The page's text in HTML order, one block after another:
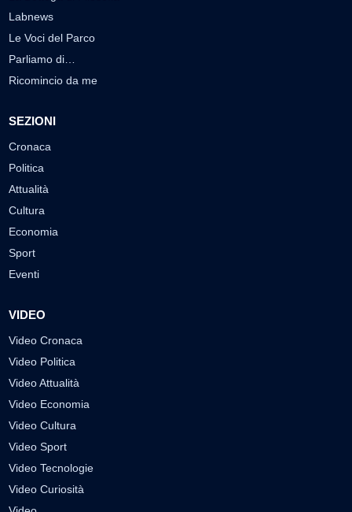
Labnews
Le Voci del Parco
Parliamo di…
Ricomincio da me
SEZIONI
Cronaca
Politica
Attualità
Cultura
Economia
Sport
Eventi
VIDEO
Video Cronaca
Video Politica
Video Attualità
Video Economia
Video Cultura
Video Sport
Video Tecnologie
Video Curiosità